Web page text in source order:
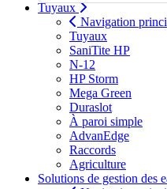
Tuyaux
Navigation
Tuyaux
SaniTite HP
N-12
HP Storm
Mega Green
Duraslot
À paroi simple
AdvanEdge
Raccords
Agriculture
Solutions de gestion des